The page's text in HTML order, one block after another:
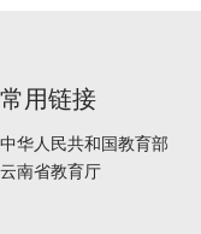
常用链接
中华人民共和国教育部
云南省教育厅